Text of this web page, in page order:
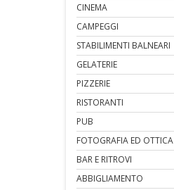
CINEMA
CAMPEGGI
STABILIMENTI BALNEARI
GELATERIE
PIZZERIE
RISTORANTI
PUB
FOTOGRAFIA ED OTTICA
BAR E RITROVI
ABBIGLIAMENTO